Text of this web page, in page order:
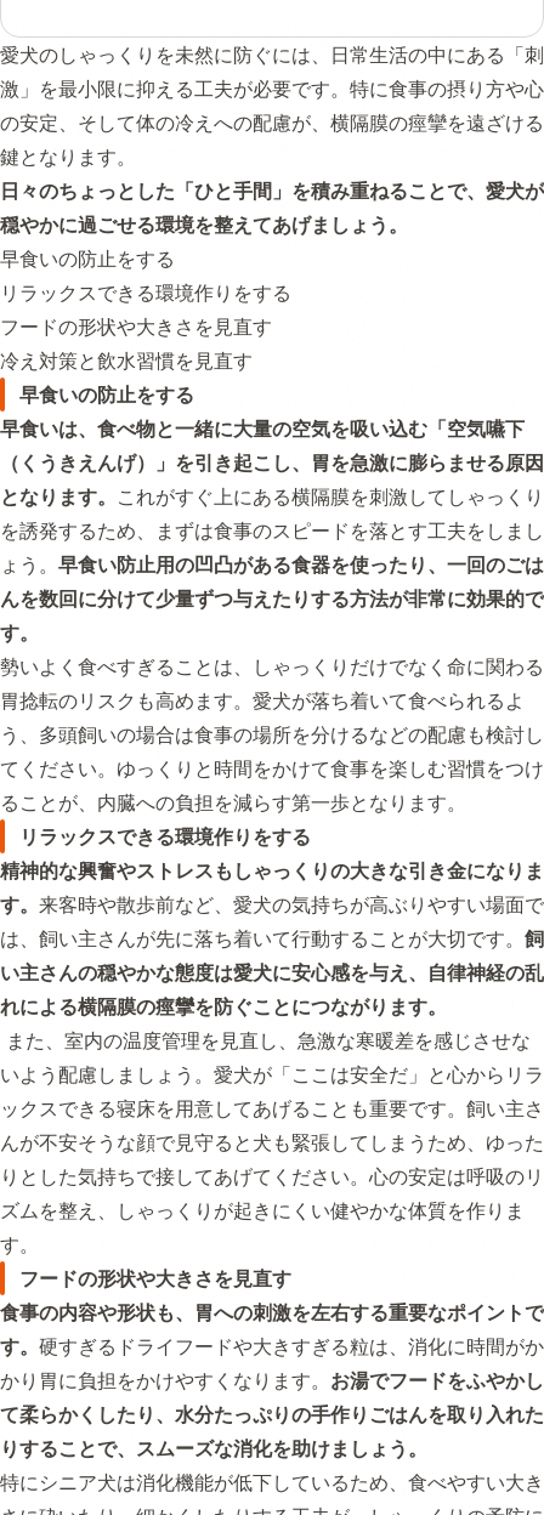
愛犬のしゃっくりを未然に防ぐには、日常生活の中にある「刺
激」を最小限に抑える工夫が必要です。特に食事の摂り方や心
の安定、そして体の冷えへの配慮が、横隔膜の痙攣を遠ざける
鍵となります。
日々のちょっとした「ひと手間」を積み重ねることで、愛犬が
穏やかに過ごせる環境を整えてあげましょう。
早食いの防止をする
リラックスできる環境作りをする
フードの形状や大きさを見直す
冷え対策と飲水習慣を見直す
早食いの防止をする
早食いは、食べ物と一緒に大量の空気を吸い込む「空気嚥下
（くうきえんげ）」を引き起こし、胃を急激に膨らませる原因
となります。 これがすぐ上にある横隔膜を刺激してしゃっくり
を誘発するため、まずは食事のスピードを落とす工夫をしまし
ょう。 早食い防止用の凹凸がある食器を使ったり、一回のごは
んを数回に分けて少量ずつ与えたりする方法が非常に効果的で
す。
勢いよく食べすぎることは、しゃっくりだけでなく命に関わる
胃捻転のリスクも高めます。愛犬が落ち着いて食べられるよ
う、多頭飼いの場合は食事の場所を分けるなどの配慮も検討し
てください。ゆっくりと時間をかけて食事を楽しむ習慣をつけ
ることが、内臓への負担を減らす第一歩となります。
リラックスできる環境作りをする
精神的な興奮やストレスもしゃっくりの大きな引き金になりま
す。 来客時や散歩前など、愛犬の気持ちが高ぶりやすい場面で
は、飼い主さんが先に落ち着いて行動することが大切です。 飼
い主さんの穏やかな態度は愛犬に安心感を与え、自律神経の乱
れによる横隔膜の痙攣を防ぐことにつながります。
また、室内の温度管理を見直し、急激な寒暖差を感じさせな
いよう配慮しましょう。愛犬が「ここは安全だ」と心からリラ
ックスできる寝床を用意してあげることも重要です。飼い主さ
んが不安そうな顔で見守ると犬も緊張してしまうため、ゆった
りとした気持ちで接してあげてください。心の安定は呼吸のリ
ズムを整え、しゃっくりが起きにくい健やかな体質を作りま
す。
フードの形状や大きさを見直す
食事の内容や形状も、胃への刺激を左右する重要なポイントで
す。 硬すぎるドライフードや大きすぎる粒は、消化に時間がか
かり胃に負担をかけやすくなります。 お湯でフードをふやかし
て柔らかくしたり、水分たっぷりの手作りごはんを取り入れた
りすることで、スムーズな消化を助けましょう。
特にシニア犬は消化機能が低下しているため、食べやすい大き